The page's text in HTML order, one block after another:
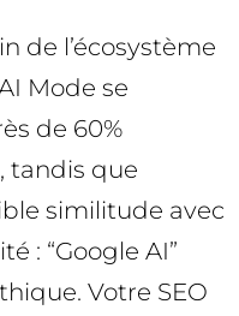
de l’écosystème
Mode se
de 60%
tandis que
similitude avec
: “Google AI”
Votre SEO